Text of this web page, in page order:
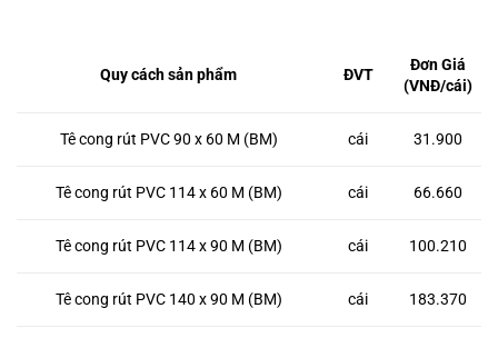
Quy cách sản phẩm ĐVT
Đơn Giá
(VNĐ/cái)
Tê cong rút PVC 90 x 60 M (BM) cái 31.900
Tê cong rút PVC 114 x 60 M (BM) cái 66.660
Tê cong rút PVC 114 x 90 M (BM) cái 100.210
Tê cong rút PVC 140 x 90 M (BM) cái 183.370